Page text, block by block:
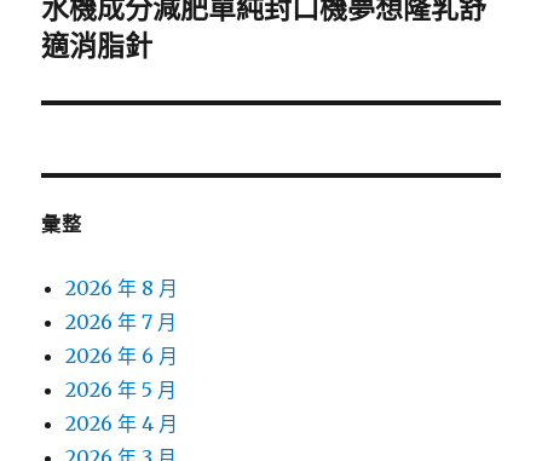
下
一
文
水機成分減肥單純封口機夢想隆乳舒
適消脂針
彙整
2026 年 8 月
2026 年 7 月
2026 年 6 月
2026 年 5 月
2026 年 4 月